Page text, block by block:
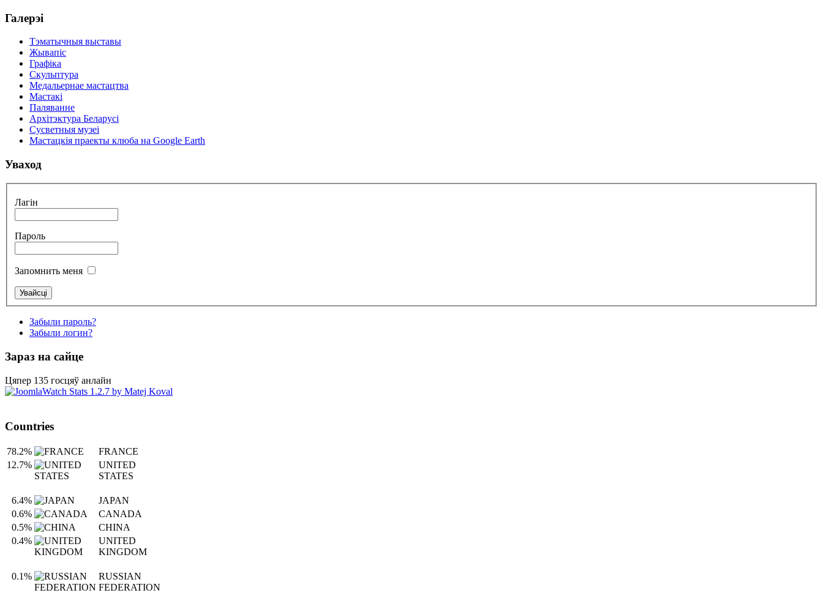
Галерэі
Тэматычныя выставы
Жывапіс
Графіка
Скульптура
Медальернае мастацтва
Мастакі
Паляванне
Архітэктура Беларусі
Сусветныя музеі
Мастацкія праекты клюба на Google Earth
Уваход
Лагін
Пароль
Запомнить меня
Забыли пароль?
Забыли логин?
Зараз на сайце
Цяпер 135 госцяў анлайн
Countries
78.2%
FRANCE
12.7%
UNITED
STATES
6.4%
JAPAN
0.6%
CANADA
0.5%
CHINA
0.4%
UNITED
KINGDOM
0.1%
RUSSIAN
FEDERATION